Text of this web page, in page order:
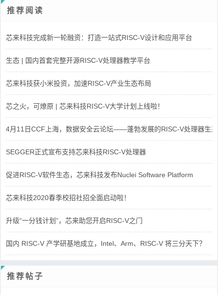
推荐阅读
芯来科技完成新一轮融资：打造一站式RISC-V设计和应用平台
生态 | 国内首套完整开源RISC-V处理器教学平台
芯来科技获小米投资，加速RISC-V产业生态布局
芯之火，可燎原 | 芯来科技RISC-V大学计划上线啦！
4月11日CCF上海，数据安全云论坛——蓬勃发展的RISC-V处理器生态
SEGGER正式宣布支持芯来科技RISC-V处理器
促进RISC-V软件生态，芯来科技发布Nuclei Software Platform
芯来科技2020春季校招社招全面启动啦！
升级“一分钱计划”，芯来助您开启RISC-V之门
国内 RISC-V 产学研基地成立，Intel、Arm、RISC-V 将三分天下？
推荐帖子